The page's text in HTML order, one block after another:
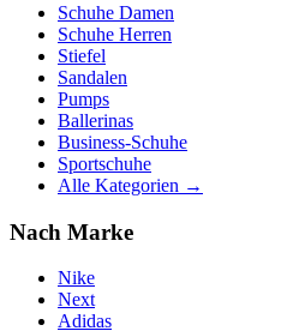
Schuhe Damen
Schuhe Herren
Stiefel
Sandalen
Pumps
Ballerinas
Business-Schuhe
Sportschuhe
Alle Kategorien →
Nach Marke
Nike
Next
Adidas